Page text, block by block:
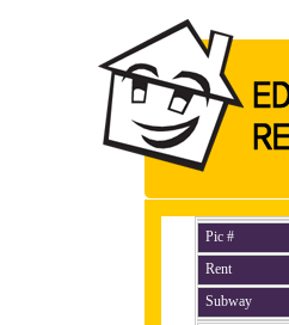
Pic #
Rent
Subway